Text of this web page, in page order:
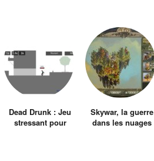
Dead Drunk : Jeu
stressant pour
Skywar, la guerre
dans les nuages